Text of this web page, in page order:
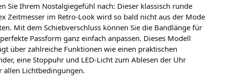
Sie Ihrem Nostalgiegefühl nach: Dieser klassisch runde
Zeitmesser im Retro-Look wird so bald nicht aus der Mode
Mit dem Schiebverschluss können Sie die Bandlänge für
Passform ganz einfach anpassen. Dieses Modell
über zahlreiche Funktionen wie einen praktischen
eine Stoppuhr und LED-Licht zum Ablesen der Uhr
allen Lichtbedingungen.